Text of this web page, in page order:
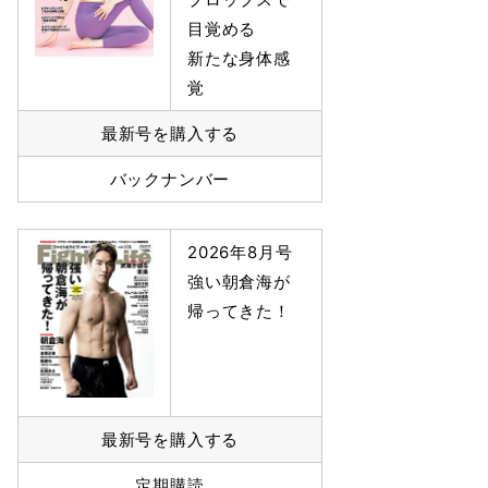
目覚める
新たな身体感
覚
最新号を購入する
バックナンバー
2026年8月号
強い朝倉海が
帰ってきた！
最新号を購入する